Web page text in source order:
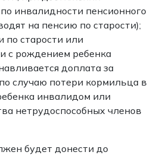
инвалидности пенсионного
на пенсию по старости);
по старости или
с рождением ребенка
доплата за
случаю потери кормильца в
инвалидом или
нетрудоспособных членов
будет донести до